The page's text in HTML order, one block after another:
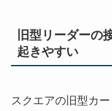
旧型リーダーの
起きやすい
スクエアの旧型カ